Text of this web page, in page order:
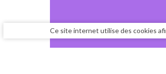
Ce site internet utilise des cookies